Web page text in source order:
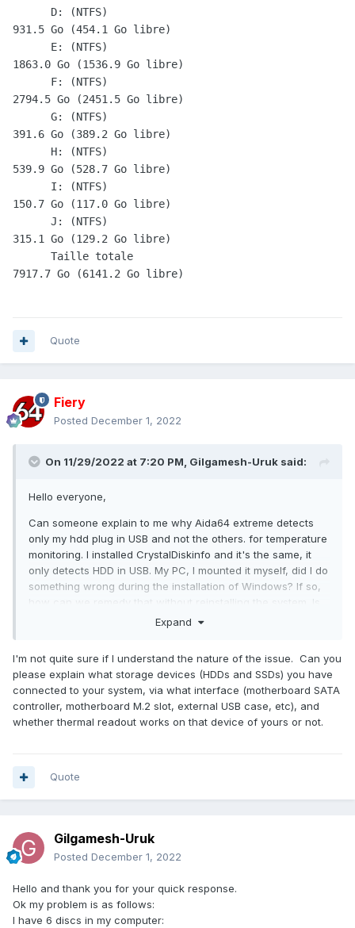
931.5 Go (454.1 Go libre)
1863.0 Go (1536.9 Go libre)
2794.5 Go (2451.5 Go libre)
391.6 Go (389.2 Go libre)
539.9 Go (528.7 Go libre)
150.7 Go (117.0 Go libre)
315.1 Go (129.2 Go libre)
7917.7 Go (6141.2 Go libre)
Quote
Fiery
Posted December 1, 2022
On 11/29/2022 at 7:20 PM, Gilgamesh-Uruk said:
Hello everyone,
Can someone explain to me why Aida64 extreme detects
only my hdd plug in USB and not the others. for temperature
monitoring. I installed CrystalDiskinfo and it's the same, it
only detects HDD in USB. My PC, I mounted it myself, did I do
something wrong during the installation of Windows? If so,
how can we remedy that without reinstalling the system. Is
Storage info:
Stockage:
      Contrôleur de stockage
Dispositif de stockage de masse UAS (USB
Attached SCSI)
      Contrôleur de stockage
      Contrôleur de stockage
StoreMI Bottom Device
Expand
I'm not quite sure if I understand the nature of the issue. Can you
please explain what storage devices (HDDs and SSDs) you have
connected to your system, via what interface (motherboard SATA
controller, motherboard M.2 slot, external USB case, etc), and
whether thermal readout works on that device of yours or not.
Quote
Gilgamesh-Uruk
Posted December 1, 2022
Hello and thank you for your quick response.
Ok my problem is as follows:
I have 6 discs in my computer: